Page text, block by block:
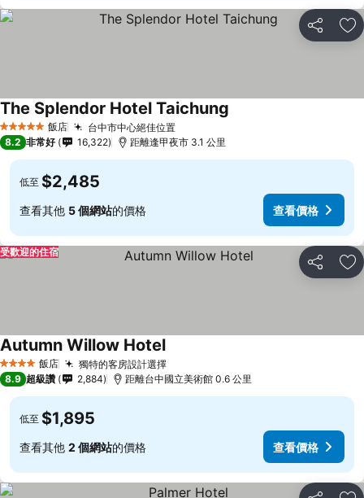
分享 加
5 星級 飯店 台中市中心絕佳位置查看價格
The Splendor Hotel Taichung
8.2 非常好 16,322 距離逢甲夜市 3.1 公里
低至 $2,485
查看其他 5 個網站的價格 查看價格
分享 加
受歡迎的住宿
4 星級 飯店 獨特的客房設計選擇查看價格
Autumn Willow Hotel查看價格
8.9 超級讚 2,884 距離台中國立美術館 0.6 公里
低至 $1,895
查看其他 2 個網站的價格 查看價格